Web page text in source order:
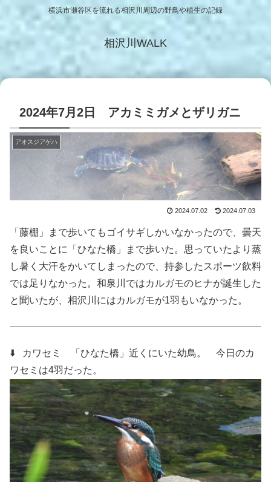
横浜市瀬谷区を流れる相沢川周辺の野鳥や植生の記録
相沢川WALK
2024年7月2日 アカミミガメとザリガニ
アオスジアゲハ
2024.07.02 2024.07.03
「藤棚」まで歩いてもゴイサギしかいなかったので、曇天
を良いことに「ひなた橋」まで歩いた。思っていたより蒸
し暑く大汗をかいてしまったので、持参したスポーツ飲料
では足りなかった。和泉川ではカルガモのヒナが誕生した
と聞いたが、相沢川にはカルガモが1羽もいなかった。
⬇️ カワセミ
「ひなた橋」近くにいた幼鳥。 今日のカ
ワセミは4羽だった。